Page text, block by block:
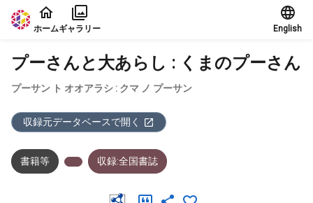
本文に飛ぶ
ホームギャラリー English
プーさんと大あらし : くまのプーさん
プーサン ト オオアラシ : クマ ノ プーサン
収録元データベースで開く
書籍等 収録:全国書誌